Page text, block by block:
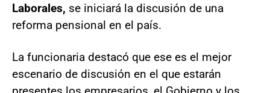
Laborales, se iniciará la discusión de una
reforma pensional en el país.
La funcionaria destacó que ese es el mejor
escenario de discusión en el que estarán